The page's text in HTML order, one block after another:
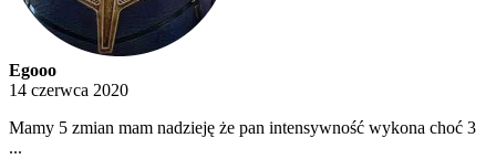
Egooo
14 czerwca 2020
Mamy 5 zmian mam nadzieję że pan intensywność wykona choć 3
...